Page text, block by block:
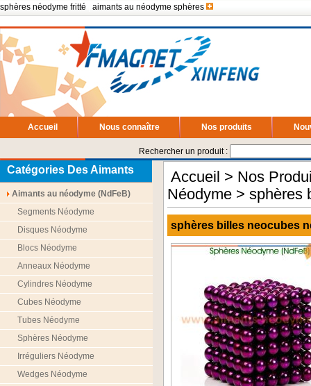
sphères néodyme fritté aimants au néodyme sphères
Accueil Nous connaître Nos produits
Rechercher un produit :
Catégories Des Aimants
Aimants au néodyme (NdFeB)
Segments Néodyme
Disques Néodyme
Blocs Néodyme
Anneaux Néodyme
Cylindres Néodyme
Cubes Néodyme
Tubes Néodyme
Sphères Néodyme
Irréguliers Néodyme
Wedges Néodyme
Accueil > Nos
Néodyme > sphères
sphères billes neocubes